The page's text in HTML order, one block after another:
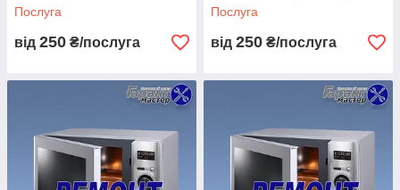
Послуга
від 250 ₴/послуга
Послуга
від 250 ₴/послуга